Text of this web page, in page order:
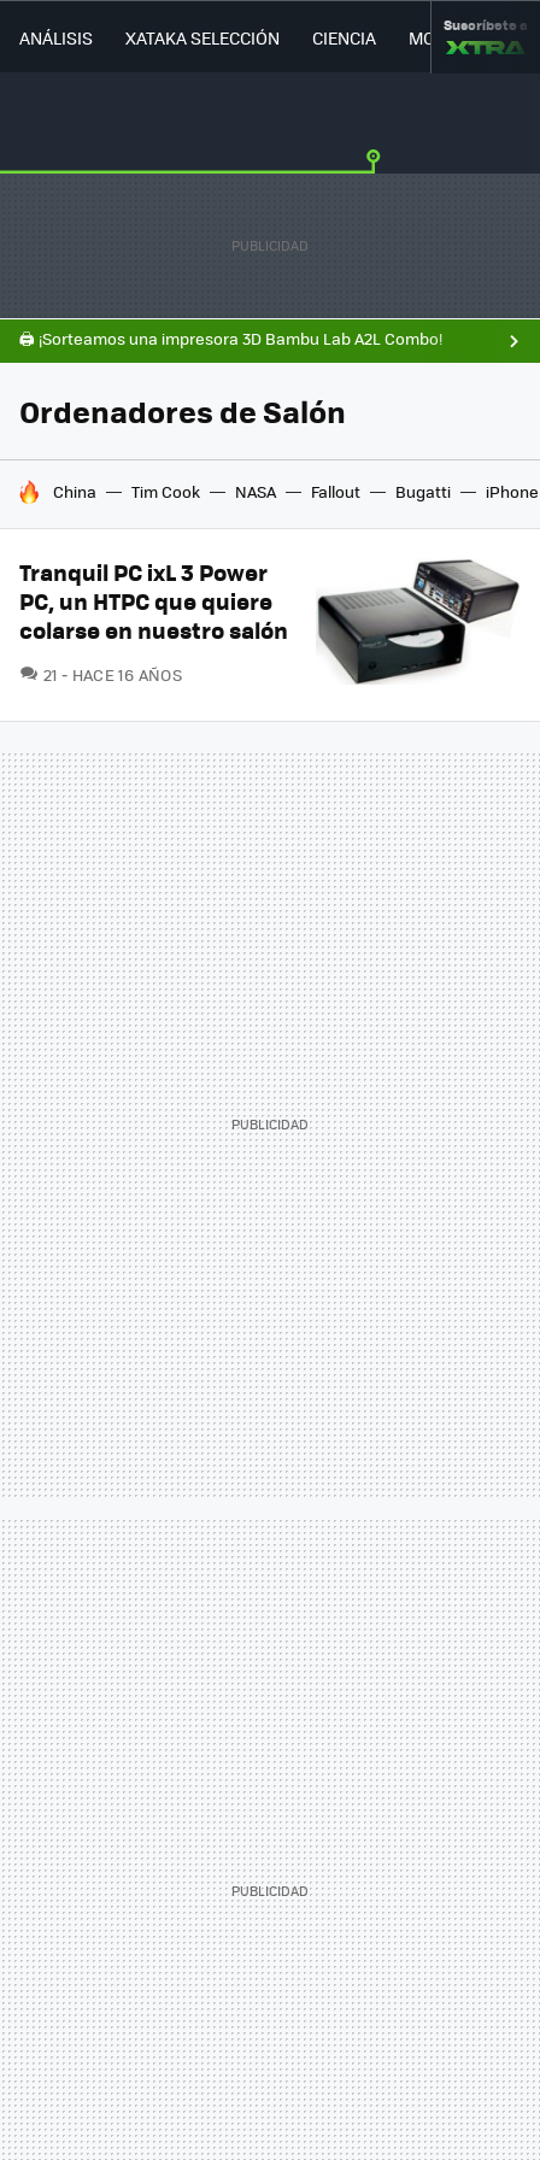
ANÁLISIS XATAKA SELECCIÓN CIENCIA MOVILIDAD
Suscríbete a
🖨️ ¡Sorteamos una impresora 3D Bambu Lab A2L Combo!
Ordenadores de Salón
HOY SE HABLA DE
China Tim Cook NASA Fallout Bugatti iPhone
Tranquil PC ixL 3 Power
PC, un HTPC que quiere
colarse en nuestro salón
21 COMENTARIOS
HACE 16 AÑOS